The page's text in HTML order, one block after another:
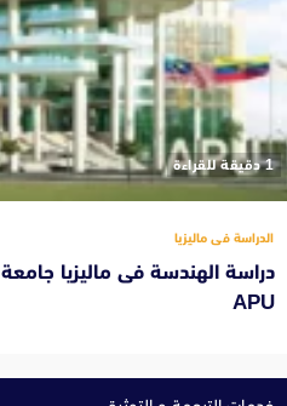
‫1 دقيقة للقراءة
الدراسة فى ماليزيا
دراسة الهندسة فى ماليزيا جامعة
APU